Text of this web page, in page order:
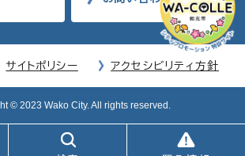
サイトポリシー アクセシビリティ方針
© 2023 Wako City. All rights reserved.